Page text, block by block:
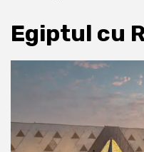
Egiptul cu